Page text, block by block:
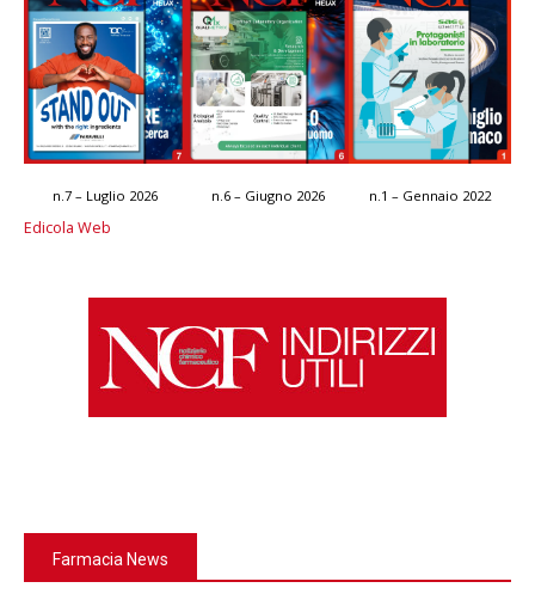
n.7 – Luglio 2026 n.6 – Giugno 2026 n.1 – Gennaio 2022
Edicola Web
Farmacia News